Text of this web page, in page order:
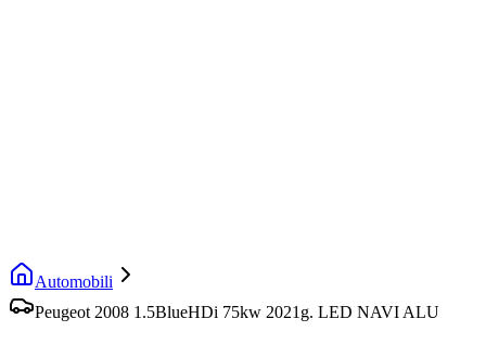
Automobili
Peugeot 2008 1.5BlueHDi 75kw 2021g. LED NAVI ALU